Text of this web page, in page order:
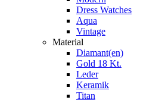
Dress Watches
Aqua
Vintage
Material
Diamant(en)
Gold 18 Kt.
Leder
Keramik
Titan